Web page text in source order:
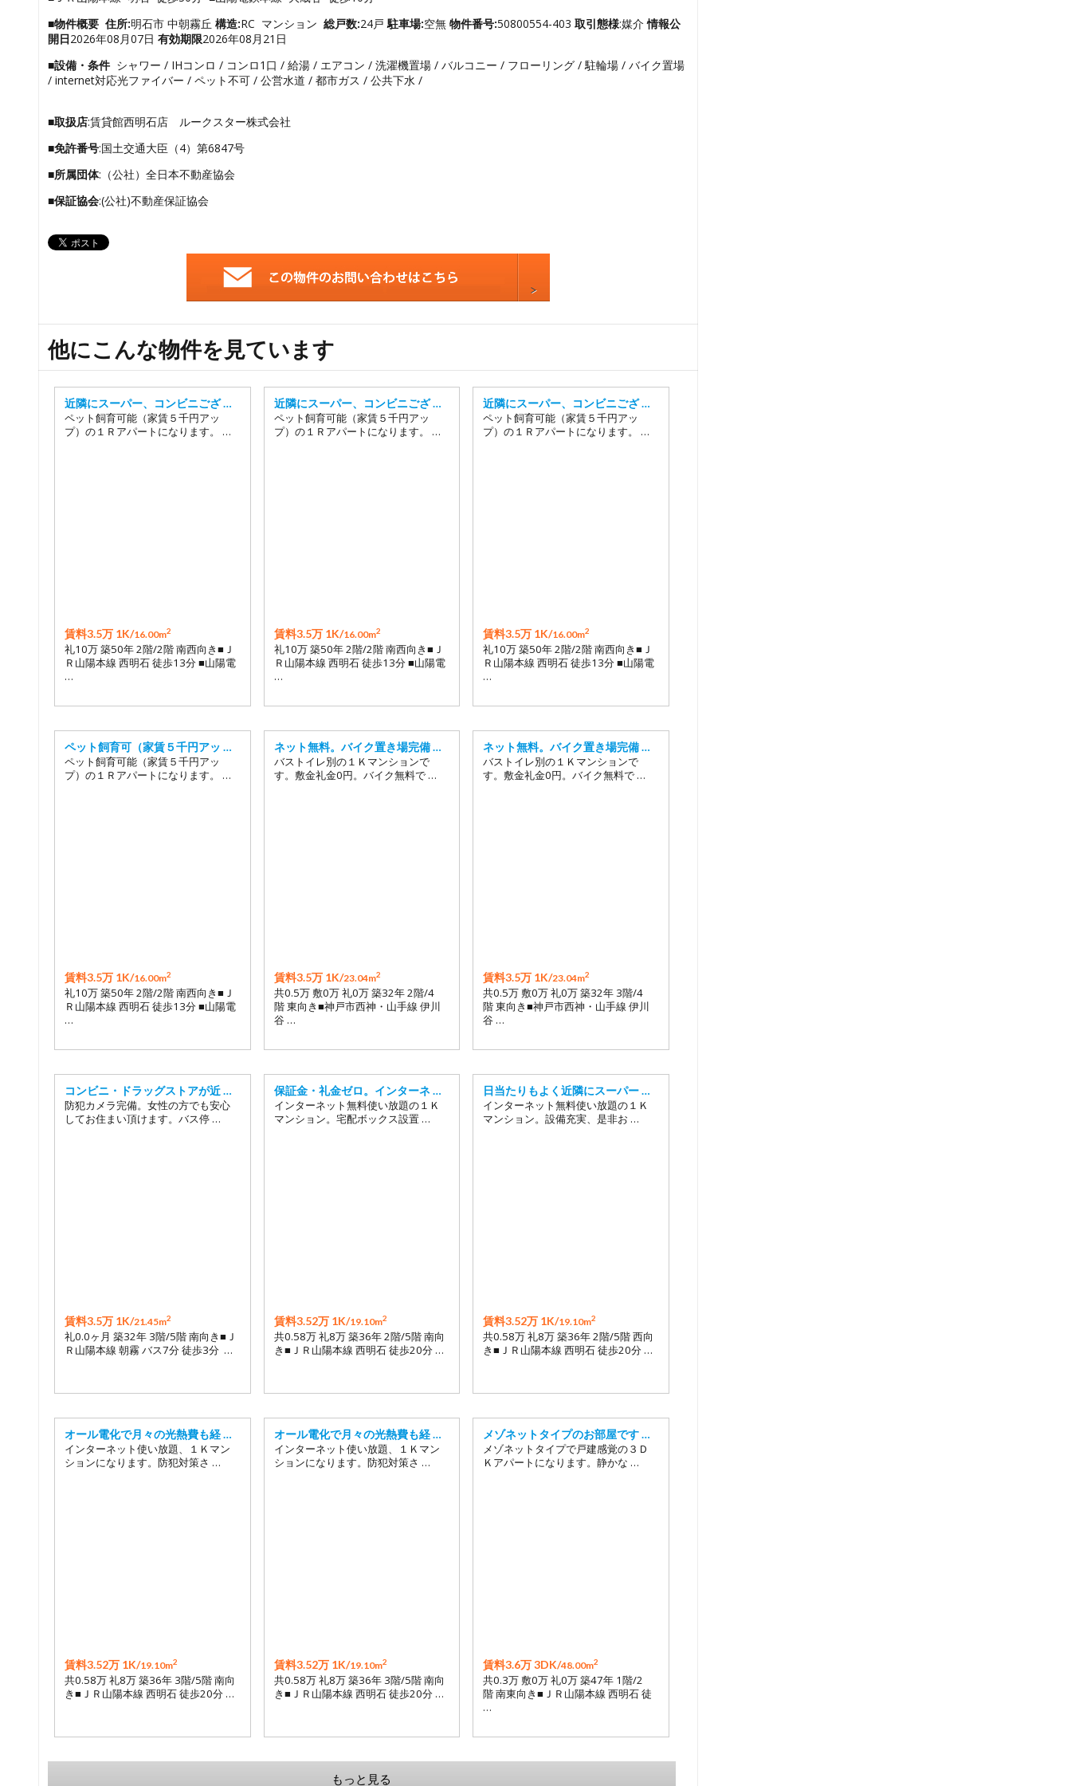
4
6
16
18
19
■物件概要 住所:明石市 中朝霧丘 構造:RC マンション 総戸数:24戸 駐車場:空無 物件番号:50800554-403 取引態様:媒介情報公
開日2026年08月07日 有効期限2026年08月21日
■設備・条件 シャワー / IHコンロ / コンロ1口 / 給湯 / エアコン / 洗濯機置場 / バルコニー / フローリング / 駐輪場 / バイク置場
/ internet対応光ファイバー / ペット不可 / 公営水道 / 都市ガス / 公共下水 /
■取扱店:賃貸館西明石店 ルークスター株式会社
■免許番号:国土交通大臣（4）第6847号
■所属団体:（公社）全日本不動産協会
■保証協会:(公社)不動産保証協会
他にこんな物件を見ています
近隣にスーパー、コンビニござ …
ペット飼育可能（家賃５千円アッ
プ）の１Ｒアパートになります。 …
賃料3.5万 1K/16.00m2
礼10万 築50年 2階/2階 南西向き■Ｊ
Ｒ山陽本線 西明石 徒歩13分 ■山陽電
…
近隣にスーパー、コンビニござ …
ペット飼育可能（家賃５千円アッ
プ）の１Ｒアパートになります。 …
賃料3.5万 1K/16.00m2
礼10万 築50年 2階/2階 南西向き■Ｊ
Ｒ山陽本線 西明石 徒歩13分 ■山陽電
…
近隣にスーパー、コンビニござ …
ペット飼育可能（家賃５千円アッ
プ）の１Ｒアパートになります。 …
賃料3.5万 1K/16.00m2
礼10万 築50年 2階/2階 南西向き■Ｊ
Ｒ山陽本線 西明石 徒歩13分 ■山陽電
…
ペット飼育可（家賃５千円アッ …
ペット飼育可能（家賃５千円アッ
プ）の１Ｒアパートになります。 …
賃料3.5万 1K/16.00m2
礼10万 築50年 2階/2階 南西向き■Ｊ
Ｒ山陽本線 西明石 徒歩13分 ■山陽電
…
ネット無料。バイク置き場完備 …
バストイレ別の１Ｋマンションで
す。敷金礼金0円。バイク無料で …
賃料3.5万 1K/23.04m2
共0.5万 敷0万 礼0万 築32年 2階/4
階 東向き■神戸市西神・山手線 伊川
谷 …
ネット無料。バイク置き場完備 …
バストイレ別の１Ｋマンションで
す。敷金礼金0円。バイク無料で …
賃料3.5万 1K/23.04m2
共0.5万 敷0万 礼0万 築32年 3階/4
階 東向き■神戸市西神・山手線 伊川
谷 …
コンビニ・ドラッグストアが近 …
防犯カメラ完備。女性の方でも安心
してお住まい頂けます。バス停 …
賃料3.5万 1K/21.45m2
礼0.0ヶ月 築32年 3階/5階 南向き■Ｊ
Ｒ山陽本線 朝霧 バス7分 徒歩3分 …
保証金・礼金ゼロ。インターネ …
インターネット無料使い放題の１Ｋ
マンション。宅配ボックス設置 …
賃料3.52万 1K/19.10m2
共0.58万 礼8万 築36年 2階/5階 南向
き■ＪＲ山陽本線 西明石 徒歩20分 …
日当たりもよく近隣にスーパー …
インターネット無料使い放題の１Ｋ
マンション。設備充実、是非お …
賃料3.52万 1K/19.10m2
共0.58万 礼8万 築36年 2階/5階 西向
き■ＪＲ山陽本線 西明石 徒歩20分 …
オール電化で月々の光熱費も経 …
インターネット使い放題、１Ｋマン
ションになります。防犯対策さ …
賃料3.52万 1K/19.10m2
共0.58万 礼8万 築36年 3階/5階 南向
き■ＪＲ山陽本線 西明石 徒歩20分 …
オール電化で月々の光熱費も経 …
インターネット使い放題、１Ｋマン
ションになります。防犯対策さ …
賃料3.52万 1K/19.10m2
共0.58万 礼8万 築36年 3階/5階 南向
き■ＪＲ山陽本線 西明石 徒歩20分 …
メゾネットタイプのお部屋です …
メゾネットタイプで戸建感覚の３Ｄ
Ｋアパートになります。静かな …
賃料3.6万 3DK/48.00m2
共0.3万 敷0万 礼0万 築47年 1階/2
階 南東向き■ＪＲ山陽本線 西明石 徒
…
もっと見る